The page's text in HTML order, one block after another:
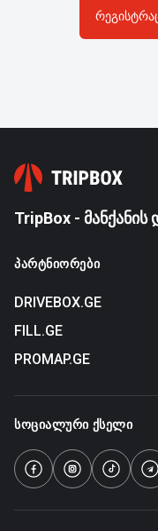
TripBox -
ᲞᲐᲠᲢᲜᲘᲝᲠᲔᲑᲘ
DRIVEBOX.GE
FILL.GE
PROMAP.GE
ᲡᲝᲪᲘᲐᲚᲣᲠᲘ ᲥᲡᲔᲚᲘ